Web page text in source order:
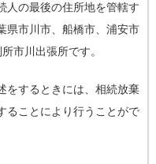
人の最後の住所地を管轄す
県市川市、船橋市、浦安市
市川出張所です。
をするときには、相続放棄
ることにより行うことがで